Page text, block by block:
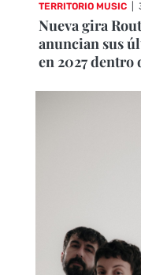
TERRITORIO MUSIC
Nueva gira
anuncian sus
en 2027 dentro